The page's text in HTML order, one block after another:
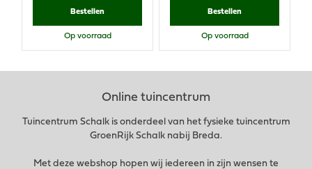
Bestellen
Op voorraad
Bestellen
Op voorraad
Online tuincentrum
Tuincentrum Schalk is onderdeel van het fysieke tuincentrum
GroenRijk Schalk nabij Breda.
Met deze webshop hopen wij iedereen in zijn wensen te